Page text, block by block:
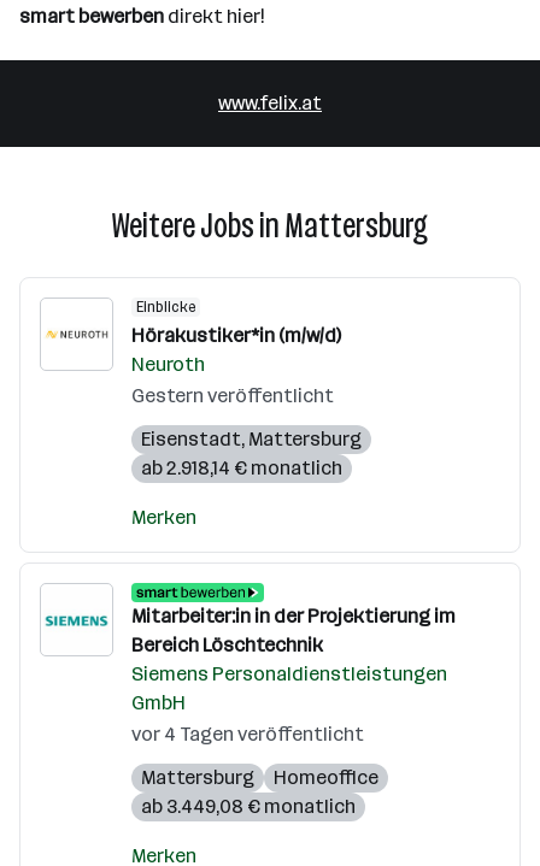
smart bewerben direkt hier!
www.felix.at
Weitere Jobs in Mattersburg
Einblicke
Hörakustiker*in (m/w/d)
Neuroth
Gestern veröffentlicht
Eisenstadt, Mattersburg
ab 2.918,14 € monatlich
Merken
Mitarbeiter:in in der Projektierung im
Bereich Löschtechnik
Siemens Personaldienstleistungen
GmbH
vor 4 Tagen veröffentlicht
Mattersburg
Homeoffice
ab 3.449,08 € monatlich
Merken